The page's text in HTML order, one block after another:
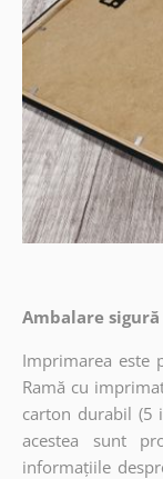
Ambalare sigură
Imprimarea este
Ramă cu
carton durabil (5
acestea sunt
informațiile